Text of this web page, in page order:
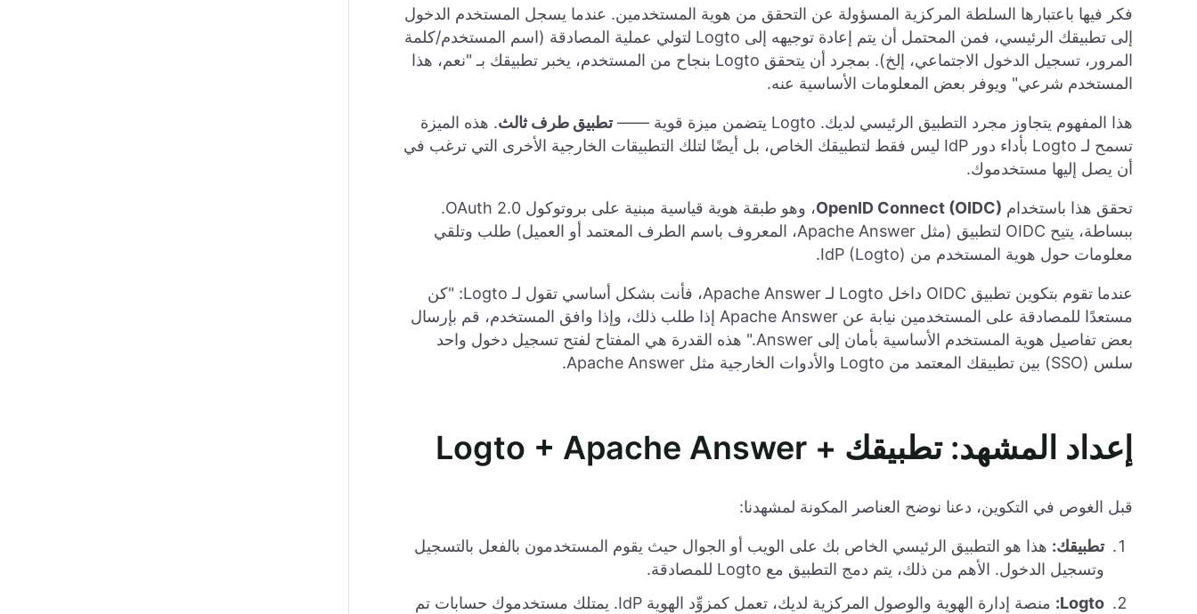
فكر فيها باعتبارها السلطة المركزية المسؤولة عن التحقق من هوية المستخدمين. عندما يسجل المستخدم الدخول
إلى تطبيقك الرئيسي، فمن المحتمل أن يتم إعادة توجيهه إلى Logto لتولي عملية المصادقة (اسم المستخدم/كلمة
المرور، تسجيل الدخول الاجتماعي، إلخ). بمجرد أن يتحقق Logto بنجاح من المستخدم، يخبر تطبيقك بـ "نعم، هذا
المستخدم شرعي" ويوفر بعض المعلومات الأساسية عنه.
هذا المفهوم يتجاوز مجرد التطبيق الرئيسي لديك. Logto يتضمن ميزة قوية —— تطبيق طرف ثالث. هذه الميزة
تسمح لـ Logto بأداء دور IdP ليس فقط لتطبيقك الخاص، بل أيضًا لتلك التطبيقات الخارجية الأخرى التي ترغب في
أن يصل إليها مستخدموك.
تحقق هذا باستخدام OpenID Connect (OIDC)
، وهو طبقة هوية قياسية مبنية على بروتوكول OAuth 2.0.
ببساطة، يتيح OIDC لتطبيق (مثل Apache Answer، المعروف باسم الطرف المعتمد أو العميل) طلب وتلقي
معلومات حول هوية المستخدم من IdP (Logto).
عندما تقوم بتكوين تطبيق OIDC داخل Logto لـ Apache Answer، فأنت بشكل أساسي تقول لـ Logto: "كن
مستعدًا للمصادقة على المستخدمين نيابة عن Apache Answer إذا طلب ذلك، وإذا وافق المستخدم، قم بإرسال
بعض تفاصيل هوية المستخدم الأساسية بأمان إلى Answer." هذه القدرة هي المفتاح لفتح تسجيل دخول واحد
سلس (SSO) بين تطبيقك المعتمد من Logto والأدوات الخارجية مثل Apache Answer.
إعداد المشهد: تطبيقك + Logto + Apache Answer
قبل الغوص في التكوين، دعنا نوضح العناصر المكونة لمشهدنا:
تطبيقك: هذا هو التطبيق الرئيسي الخاص بك على الويب أو الجوال حيث يقوم المستخدمون بالفعل بالتسجيل
وتسجيل الدخول. الأهم من ذلك، يتم دمج التطبيق مع Logto للمصادقة.
Logto:
منصة إدارة الهوية والوصول المركزية لديك، تعمل كمزوِّد الهوية IdP. يمتلك مستخدموك حسابات تم